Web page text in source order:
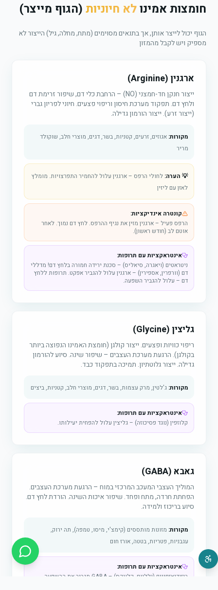
חומצות אמינולא חיוניות (הגוף מייצר)
הגוף יכול לייצר אותן, אך בתנאים מסוימים (מתח, מחלה, גיל) הייצור לא
מספיק ויש לקבל מהמזון
ארגנין (Arginine)
ייצור חנקן חד-חמצני (NO) – הרחבת כלי דם, שיפור זרימת דם
ולחץ דם. תפקוד מערכת חיסון וריפוי פצעים. חיוני לפריון גברי
(ייצור זרע). ייצור הורמון גדילה.
מקורות: אגוזים, זרעים, קטניות, בשר, דגים, מוצרי חלב, שוקולד
מריר
💡 הערה: לחולי הרפס – ארגנין עלול להחמיר התפרצויות. מומלץ
לאזן עם ליזין
קונטרה אינדיקציות:
הרפס פעיל – ארגנין מזין את נגיף ההרפס. לחץ דם נמוך. לאחר
אוטם לב (חודש ראשון).
אינטראקציות עם תרופות:
ניטראטים (ויאגרה, סיאליס) – סכנת ירידה חמורה בלחץ דם! מדללי
דם (וורפרין, אספירין) – ארגנין עלול להגביר אפקט. תרופות ללחץ
דם – עלול להגביר השפעה.
גליצין (Glycine)
ריפוי כוויות ופצעים. ייצור קולגן (חומצת האמינו הנפוצה ביותר
בקולגן). הרגעת מערכת העצבים – שיפור שינה. סיוע להורמון
גדילה. ייצור גלוטתיון. תמיכה בתפקוד כבד.
מקורות: ג'לטין, מרק עצמות, בשר, דגים, מוצרי חלב, קטניות, ביצים
אינטראקציות עם תרופות:
קלוזפין (נוגד פסיכוזה) – גליצין עלול להפחית יעילותו.
גאבא (GABA)
המוליך העצבי המעכב המרכזי במוח – הרגעת מערכת העצבים.
הפחתת חרדה, מתח ופחד. שיפור איכות השינה. הורדת לחץ דם.
סיוע בריכוז ולמידה.
מקורות: מזונות מותססים (קימצ'י, מיסו, טמפה), תה ירוק,
עגבניות, פטריות, בטטה, אורז חום
אינטראקציות עם תרופות:
בנזודיאזפינים (ולליום, קלונקס) – GABA מגביר את ההשפעה